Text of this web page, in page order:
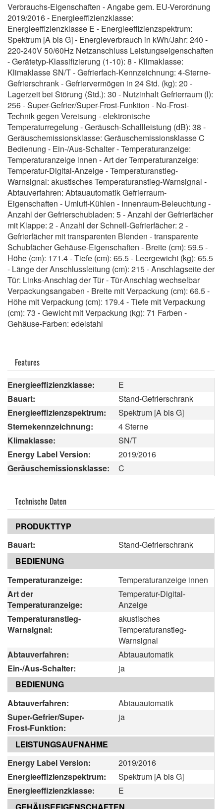
Verbrauchs-Eigenschaften - Angabe gem. EU-Verordnung
2019/2016 - Energieeffizienzklasse:
Energieeffizienzklasse E - Energieeffizienzspektrum:
Spektrum [A bis G] - Energieverbrauch in kWh/Jahr: 240 -
220-240V 50/60Hz Netzanschluss Leistungseigenschaften
- Gerätetyp-Klassifizierung (1-10): 8 - Klimaklasse:
Klimaklasse SN/T - Gefrierfach-Kennzeichnung: 4-Sterne-
Gefrierschrank - Gefriervermögen in 24 Std. (kg): 20 -
Lagerzeit bei Störung (Std.): 30 - Nutzinhalt Gefrierraum (l):
256 - Super-Gefrier/Super-Frost-Funktion - No-Frost-
Technik gegen Vereisung - elektronische
Temperaturregelung - Geräusch-Schallleistung (dB): 38 -
Geräuschemissionsklasse: Geräuschemissionsklasse C
Bedienung - Ein-/Aus-Schalter - Temperaturanzeige:
Temperaturanzeige innen - Art der Temperaturanzeige:
Temperatur-Digital-Anzeige - Temperaturanstieg-
Warnsignal: akustisches Temperaturanstieg-Warnsignal -
Abtauverfahren: Abtauautomatik Gefrierraum-
Eigenschaften - Umluft-Kühlen - Innenraum-Beleuchtung -
Anzahl der Gefrierschubladen: 5 - Anzahl der Gefrierfächer
mit Klappe: 2 - Anzahl der Schnell-Gefrierfächer: 2 -
Gefrierfächer mit transparenten Blenden - transparente
Schubfächer Gehäuse-Eigenschaften - Breite (cm): 59.5 -
Höhe (cm): 171.4 - Tiefe (cm): 65.5 - Leergewicht (kg): 65.5
- Länge der Anschlussleitung (cm): 215 - Anschlagseite der
Tür: Links-Anschlag der Tür - Tür-Anschlag wechselbar
Verpackungsangaben - Breite mit Verpackung (cm): 66.5 -
Höhe mit Verpackung (cm): 179.4 - Tiefe mit Verpackung
(cm): 73 - Gewicht mit Verpackung (kg): 71 Farben -
Gehäuse-Farben: edelstahl
Features
Energieeffizienzklasse:
E
Bauart:
Stand-Gefrierschrank
Energieeffizienzspektrum:
Spektrum [A bis G]
Sternekennzeichnung:
4 Sterne
Klimaklasse:
SN/T
Energy Label Version:
2019/2016
Geräuschemissionsklasse:
C
Technische Daten
PRODUKTTYP
Bauart:
Stand-Gefrierschrank
BEDIENUNG
Temperaturanzeige:
Temperaturanzeige innen
Art der
Temperaturanzeige:
Temperatur-Digital-
Anzeige
Temperaturanstieg-
Warnsignal:
akustisches
Temperaturanstieg-
Warnsignal
Abtauverfahren:
Abtauautomatik
Ein-/Aus-Schalter:
ja
BEDIENUNG
Abtauverfahren:
Abtauautomatik
Super-Gefrier/Super-
Frost-Funktion:
ja
LEISTUNGSAUFNAHME
Energy Label Version:
2019/2016
Energieeffizienzspektrum:
Spektrum [A bis G]
Energieeffizienzklasse:
E